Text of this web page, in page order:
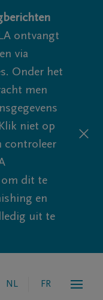
ontvangt
via
Onder het
men
niet op
controleer
om dit te
en
uit te
NL FR